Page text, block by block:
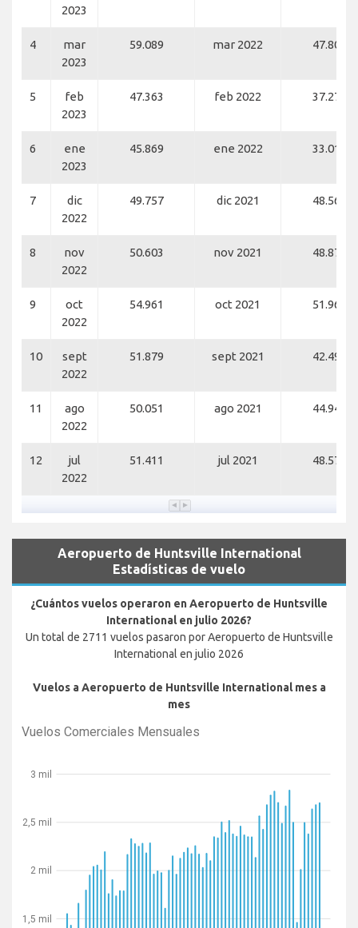
2023
4
mar
2023
59.089 mar 2022 47.803
5
feb
2023
47.363 feb 2022 37.272
6
ene
2023
45.869 ene 2022 33.017
7
dic
2022
49.757 dic 2021 48.560
8
nov
2022
50.603 nov 2021 48.878
9
oct
2022
54.961 oct 2021 51.965
10
sept
2022
51.879 sept 2021 42.494
11
ago
2022
50.051 ago 2021 44.945
12
jul
2022
51.411 jul 2021 48.576
Aeropuerto de Huntsville International
Estadísticas de vuelo
¿Cuántos vuelos operaron en Aeropuerto de Huntsville
International en julio 2026?
Un total de 2711 vuelos pasaron por Aeropuerto de Huntsville
International en julio 2026
Vuelos a Aeropuerto de Huntsville International mes a
mes
Vuelos Comerciales Mensuales
1,5 mil
2 mil
2,5 mil
3 mil